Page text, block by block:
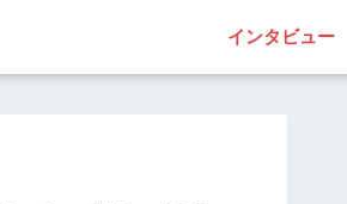
インタビュー